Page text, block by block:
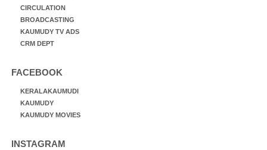
CIRCULATION
BROADCASTING
KAUMUDY TV ADS
CRM DEPT
FACEBOOK
KERALAKAUMUDI
KAUMUDY
KAUMUDY MOVIES
INSTAGRAM